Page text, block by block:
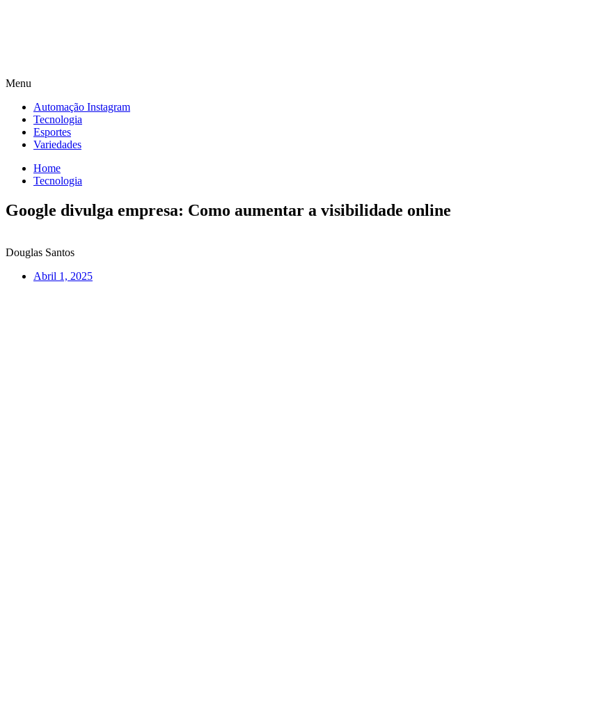
Menu
Automação Instagram
Tecnologia
Esportes
Variedades
Home
Tecnologia
Google divulga empresa: Como aumentar a visibilidade online
Douglas Santos
Abril 1, 2025